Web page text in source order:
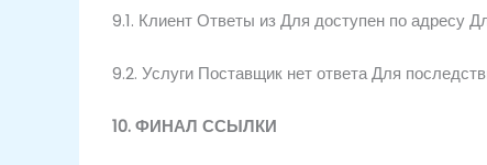
9.1. КлиентОтветы изДля доступен по адресу
9.2. Услуги Поставщик нет ответаДля
10.ФИНАЛ ССЫЛКИ